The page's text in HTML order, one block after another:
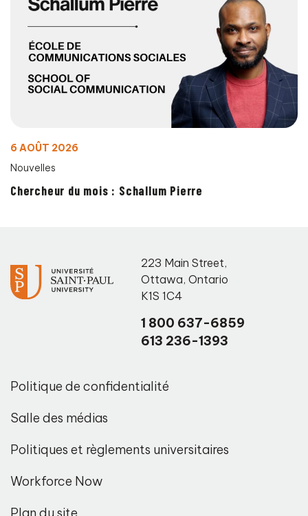
6 AOÛT 2026
Nouvelles
Chercheur du mois : Schallum Pierre
223 Main Street,
Ottawa, Ontario
K1S 1C4
1 800 637-6859
613 236-1393
Politique de confidentialité
Salle des médias
Politiques et règlements universitaires
Workforce Now